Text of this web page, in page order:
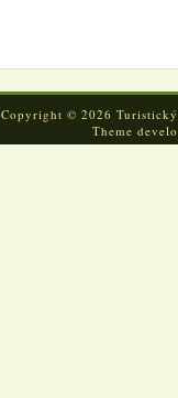
Copyright © 2026
Theme